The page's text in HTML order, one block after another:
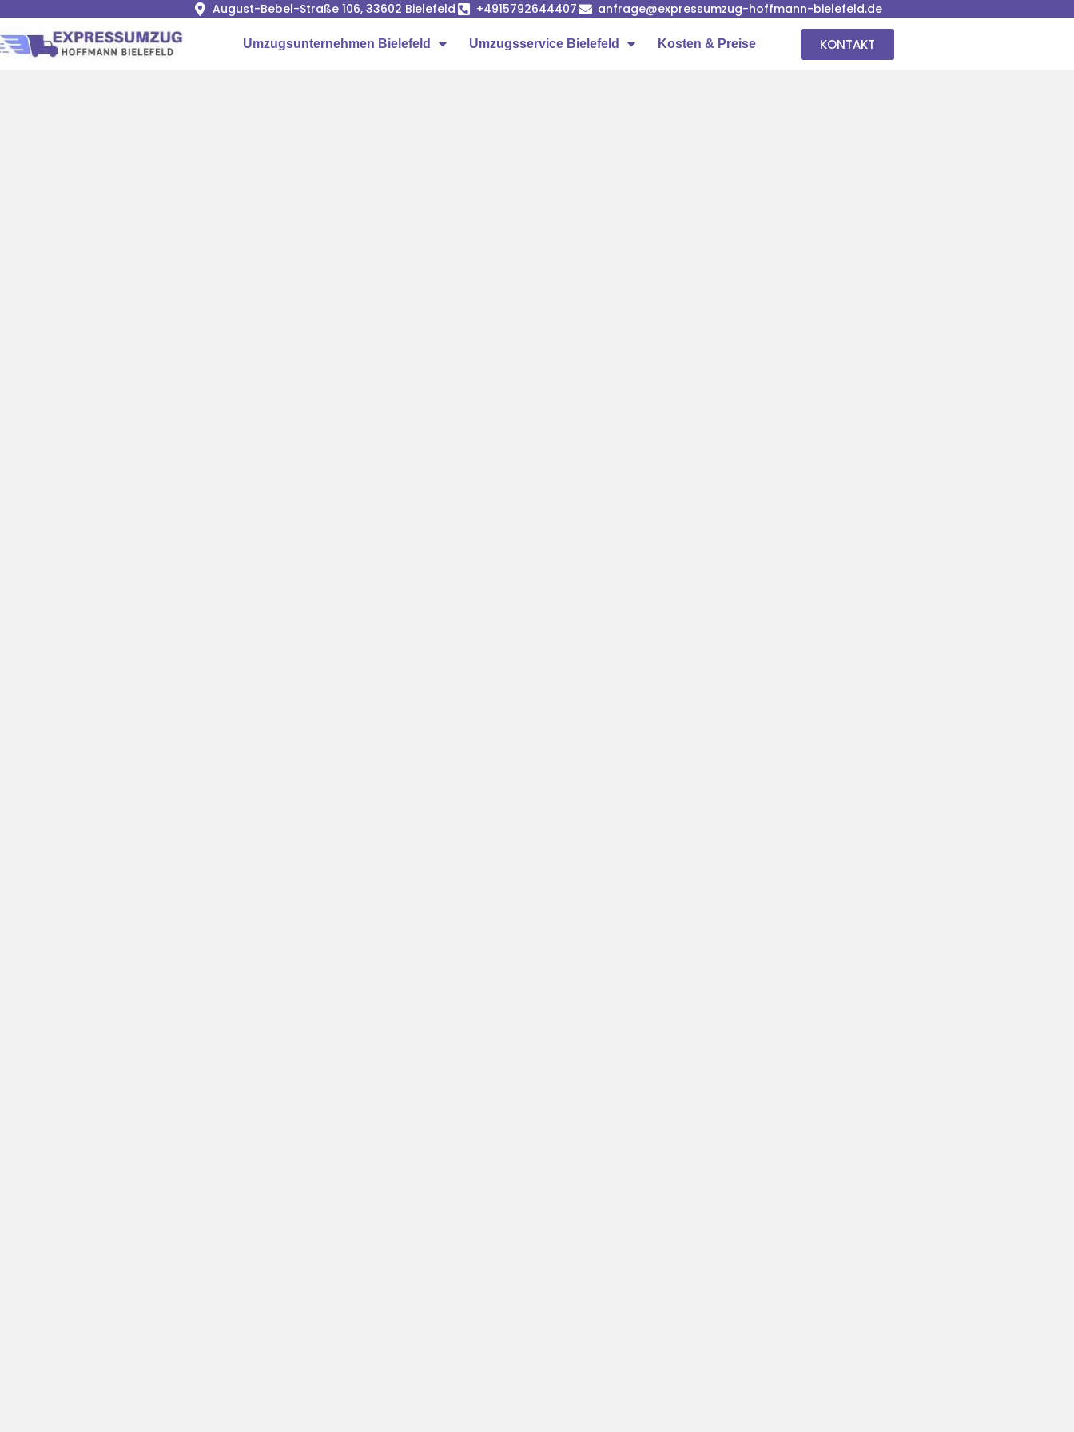
August-Bebel-Straße 106, 33602 Bielefeld +4915792644407 anfrage@expressumzug-hoffmann-bielefeld.de
Umzugsunternehmen Bielefeld Umzugsservice Bielefeld Kosten & Preise KONTAKT